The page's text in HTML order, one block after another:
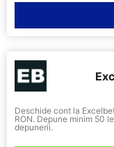
Deschide cont la
RON. Depune minim 50
depunerii.